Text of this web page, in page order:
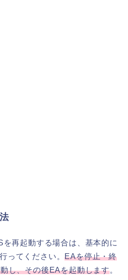
再起動する場合は、基本的に
ってください。EAを停止・終
し、その後EAを起動します。